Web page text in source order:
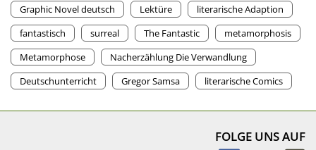
Graphic Novel deutsch
Lektüre
literarische Adaption
fantastisch
surreal The Fantastic
metamorphosis
Metamorphose
Nacherzählung Die Verwandlung
Deutschunterricht
Gregor Samsa literarische Comics
FOLGE UNS AUF